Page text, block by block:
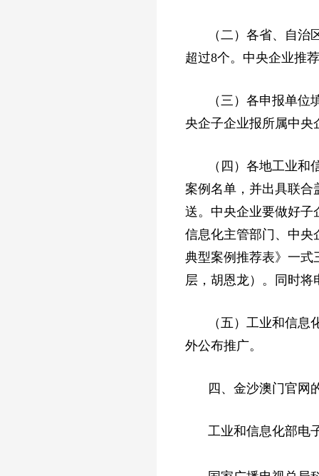
（二）各省、自
超过8个。中央企业推
（三）各申报单
央企子企业报所属中央
（四）各地工业
案例名单，并出具联合
送。中央企业要做好子
信息化主管部门、中央
典型案例推荐表》一式
层，胡恩龙）。同时
（五）工业和信
外公布推广。
四、金沙澳门官网
工业和信息化部电